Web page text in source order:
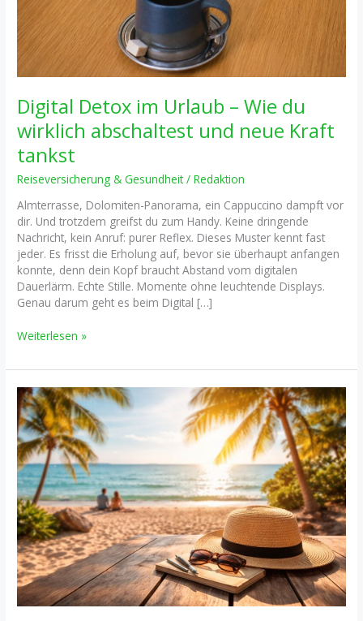
Digital Detox im Urlaub – Wie du
wirklich abschaltest und neue Kraft
tankst
Reiseversicherung & Gesundheit/Redaktion
Almterrasse, Dolomiten-Panorama, ein Cappuccino dampft vor
dir. Und trotzdem greifst du zum Handy. Keine dringende
Nachricht, kein Anruf: purer Reflex. Dieses Muster kennt fast
jeder. Es frisst die Erholung auf, bevor sie überhaupt anfangen
konnte, denn dein Kopf braucht Abstand vom digitalen
Dauerlärm. Echte Stille. Momente ohne leuchtende Displays.
Genau darum geht es beim Digital […]
Digital
im
Urlaub
–
Wie
du
wirklich
abschaltest
und
neue
Kraft
tankst
Weiterlesen »